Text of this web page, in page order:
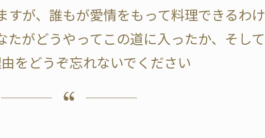
すが、誰もが愛情をもって料理できるわけ
たがどうやってこの道に入ったか、そして
をどうぞ忘れないでください